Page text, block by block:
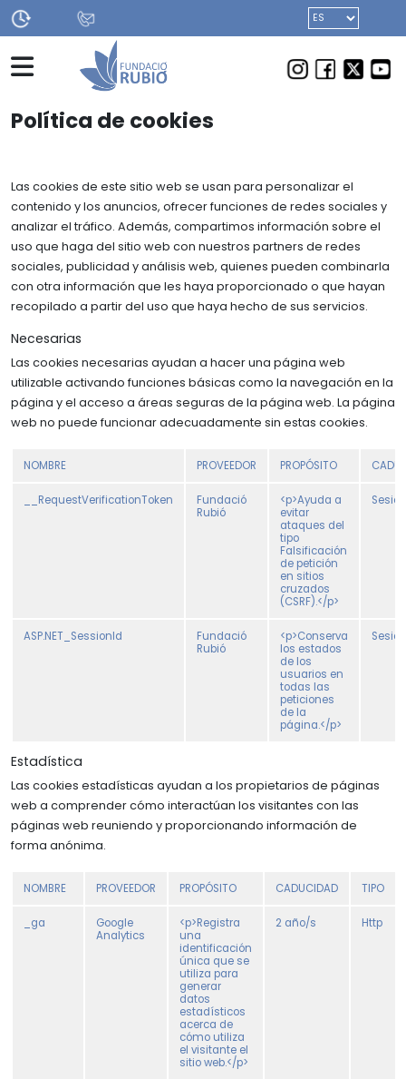
cerrada todos
los sábados
CUEVA BINIADRÍS
GALA DANZA
FERIA DE LA CIENCIA Y DE LA TÉCNICA
BECAS
Sede
Ayudas y colaboraciones
Memorias
Biografía
Mecenazgos
Reconocimientos
Instalaciones y servicios
Catálogo y fondos
Política de cookies
Las cookies de este sitio web se usan para personalizar el
contenido y los anuncios, ofrecer funciones de redes sociales y
analizar el tráfico. Además, compartimos información sobre el
uso que haga del sitio web con nuestros partners de redes
sociales, publicidad y análisis web, quienes pueden combinarla
con otra información que les haya proporcionado o que hayan
recopilado a partir del uso que haya hecho de sus servicios.
Necesarias
Las cookies necesarias ayudan a hacer una página web
utilizable activando funciones básicas como la navegación en la
página y el acceso a áreas seguras de la página web. La página
web no puede funcionar adecuadamente sin estas cookies.
NOMBRE PROVEEDOR PROPÓSITO
__RequestVerificationToken
Fundació
Rubió
<p>Ayuda a
evitar
ataques del
tipo
Falsificación
de petición
en sitios
cruzados
(CSRF).</p>
Sesión
ASP.NET_SessionId
Fundació
Rubió
<p>Conserva
los estados
de los
usuarios en
todas las
peticiones
de la
página.</p>
Sesión
Estadística
Las cookies estadísticas ayudan a los propietarios de páginas
web a comprender cómo interactúan los visitantes con las
páginas web reuniendo y proporcionando información de
forma anónima.
NOMBRE PROVEEDOR PROPÓSITO CADUCIDAD TIPO
_ga
Google
Analytics
<p>Registra
una
identificación
única que se
utiliza para
generar
datos
estadísticos
acerca de
cómo utiliza
el visitante el
sitio web.</p>
2 año/s Http